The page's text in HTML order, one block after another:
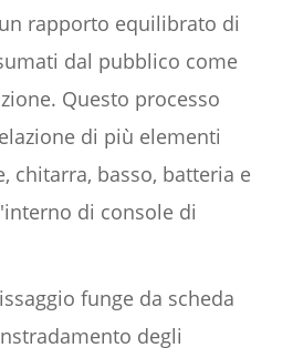
rapporto equilibrato di
dal pubblico come
Questo processo
di più elementi
chitarra, basso, batteria e
di console di
funge da scheda
degli